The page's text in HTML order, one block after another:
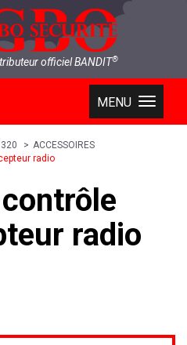
officiel BANDIT®
01 69 92 01 01
MENU
ACCESSOIRES
radio
radio